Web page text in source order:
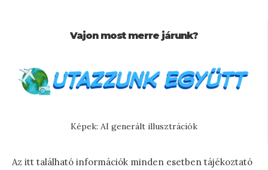
Vajon most merre járunk?
Képek: AI generált illusztrációk
Az itt található információk minden esetben tájékoztató